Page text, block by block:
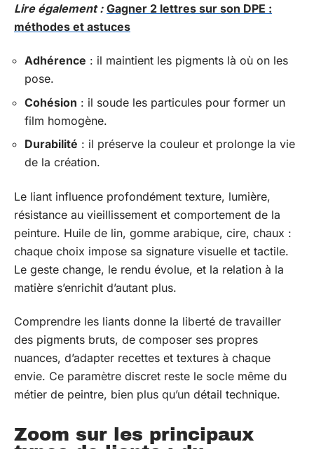
Lire également : Gagner 2 lettres sur son DPE :
méthodes et astuces
Adhérence : il maintient les pigments là où on les
pose.
Cohésion : il soude les particules pour former un
film homogène.
Durabilité : il préserve la couleur et prolonge la vie
de la création.
Le liant influence profondément texture, lumière,
résistance au vieillissement et comportement de la
peinture. Huile de lin, gomme arabique, cire, chaux :
chaque choix impose sa signature visuelle et tactile.
Le geste change, le rendu évolue, et la relation à la
matière s’enrichit d’autant plus.
Comprendre les liants donne la liberté de travailler
des pigments bruts, de composer ses propres
nuances, d’adapter recettes et textures à chaque
envie. Ce paramètre discret reste le socle même du
métier de peintre, bien plus qu’un détail technique.
Zoom sur les principaux